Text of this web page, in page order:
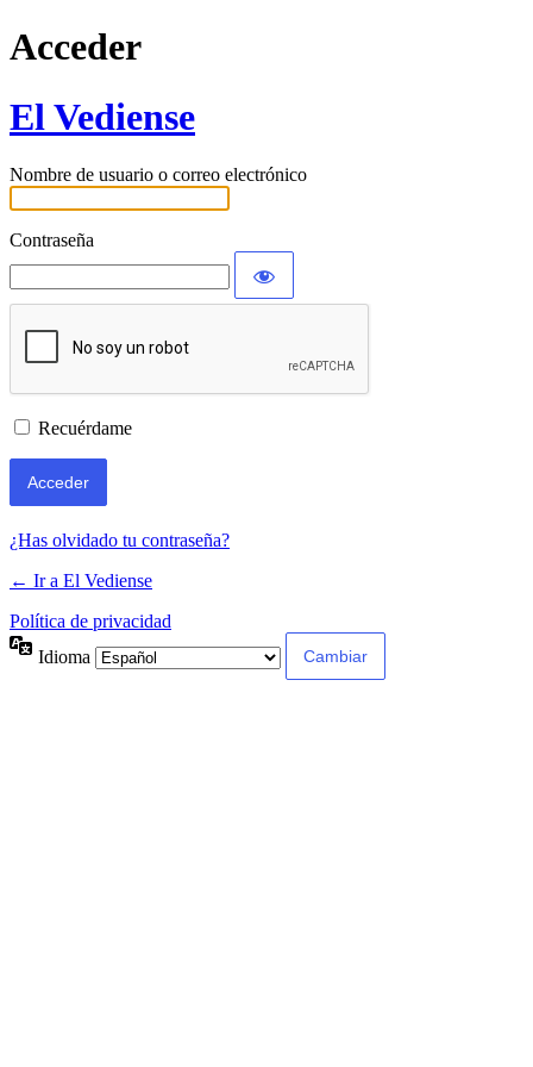
Acceder
El Vediense
Nombre de usuario o correo electrónico
Contraseña
Recuérdame
¿Has olvidado tu contraseña?
← Ir a El Vediense
Política de privacidad
Idioma